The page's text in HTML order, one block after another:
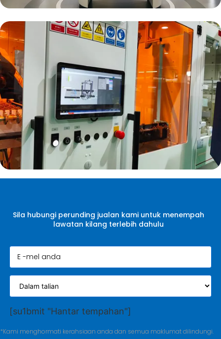
Sila hubungi perunding jualan kami untuk menempah
lawatan kilang terlebih dahulu
[su1bmit "Hantar tempahan"]
*Kami menghormati kerahsiaan anda dan semua maklumat dilindungi.